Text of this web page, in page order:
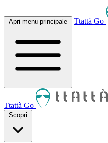
Apri menu principale Ttattà Go
Ttattà Go
Scopri